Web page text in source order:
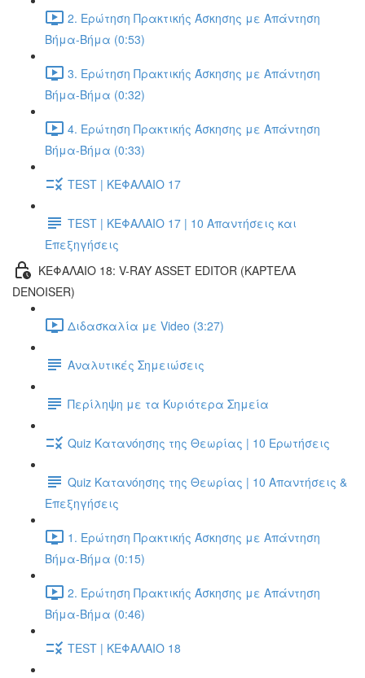
2. Ερώτηση Πρακτικής Άσκησης με Απάντηση
Βήμα-Βήμα (0:53)
3. Ερώτηση Πρακτικής Άσκησης με Απάντηση
Βήμα-Βήμα (0:32)
4. Ερώτηση Πρακτικής Άσκησης με Απάντηση
Βήμα-Βήμα (0:33)
TEST | ΚΕΦΑΛΑΙΟ 17
TEST | ΚΕΦΑΛΑΙΟ 17 | 10 Απαντήσεις και
Επεξηγήσεις
ΚΕΦΑΛΑΙΟ 18: V-RAY ASSET EDITOR (ΚΑΡΤΈΛΑ
DENOISER)
Διδασκαλία με Video (3:27)
Αναλυτικές Σημειώσεις
Περίληψη με τα Κυριότερα Σημεία
Quiz Κατανόησης της Θεωρίας | 10 Ερωτήσεις
Quiz Κατανόησης της Θεωρίας | 10 Απαντήσεις &
Επεξηγήσεις
1. Ερώτηση Πρακτικής Άσκησης με Απάντηση
Βήμα-Βήμα (0:15)
2. Ερώτηση Πρακτικής Άσκησης με Απάντηση
Βήμα-Βήμα (0:46)
TEST | ΚΕΦΑΛΑΙΟ 18